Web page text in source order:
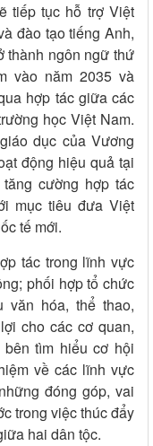
tiếp tục hỗ trợ Việt
đào tạo tiếng Anh,
thành ngôn ngữ thứ
vào năm 2035 và
hợp tác giữa các
học Việt Nam.
dục của Vương
động hiệu quả tại
cường hợp tác
mục tiêu đưa Việt
tế mới.
tác trong lĩnh vực
phối hợp tổ chức
văn hóa, thể thao,
cho các cơ quan,
tìm hiểu cơ hội
về các lĩnh vực
đóng góp, vai
trong việc thúc đẩy
hai dân tộc.